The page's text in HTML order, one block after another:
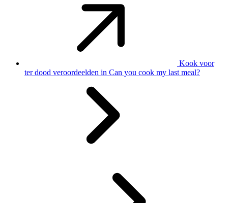
Kook voor
ter dood veroordeelden in Can you cook my last meal?